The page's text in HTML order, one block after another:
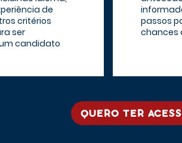
de
critérios
ser
candidato
passos
chances
QUERO TER